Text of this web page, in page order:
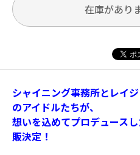
在庫があり
シャイニング事務所とレイ
のアイドルたちが、
想いを込めてプロデュース
販決定！